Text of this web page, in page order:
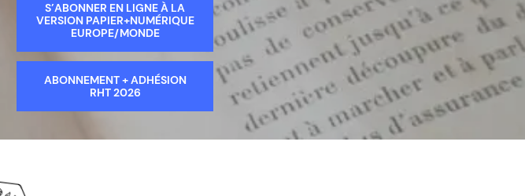
S’ABONNER EN LIGNE À LA
VERSION PAPIER+NUMÉRIQUE
EUROPE/MONDE
ABONNEMENT + ADHÉSION
RHT 2026